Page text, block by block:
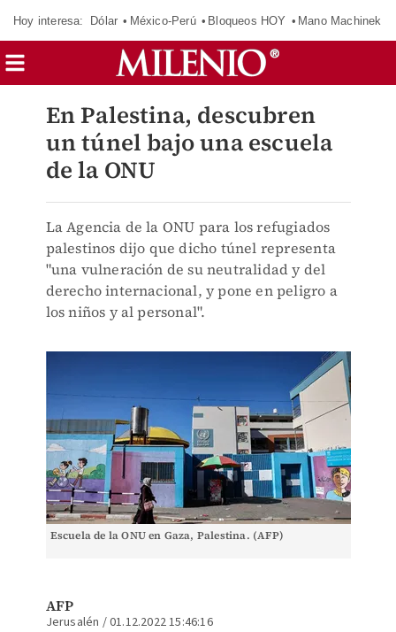
Hoy interesa: Dólar México-Perú Bloqueos HOY Mano Machinek
En Palestina, descubren
un túnel bajo una escuela
de la ONU
La Agencia de la ONU para los refugiados
palestinos dijo que dicho túnel representa
"una vulneración de su neutralidad y del
derecho internacional, y pone en peligro a
los niños y al personal".
Escuela de la ONU en Gaza, Palestina. (AFP)
AFP
Jerusalén /01.12.2022 15:46:16